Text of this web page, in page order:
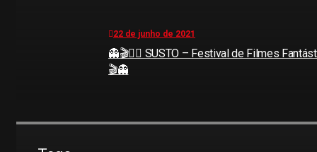
22 de junho de 2021
👻🎬🧜‍♀️ SUSTO – Festival de Filmes
🎬👻